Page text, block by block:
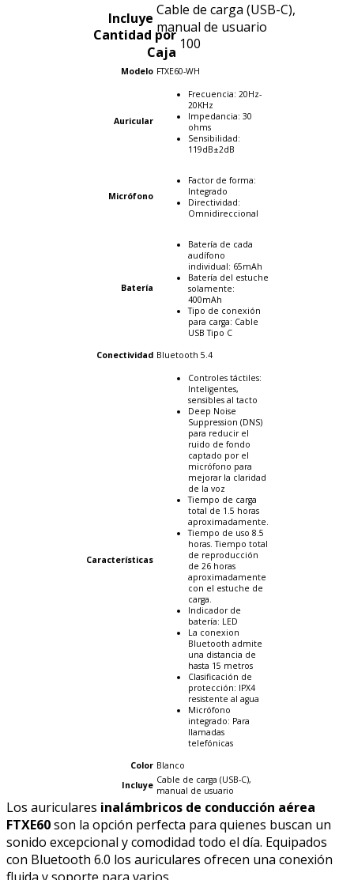
Incluye Cable de carga (USB-C),
manual de usuario
Cantidad por
Caja 100
Modelo FTXE60-WH
Auricular
Frecuencia: 20Hz-
20KHz
Impedancia: 30
ohms
Sensibilidad:
119dB±2dB
Micrófono
Factor de forma:
Integrado
Directividad:
Omnidireccional
Batería
Batería de cada
audífono
individual: 65mAh
Batería del estuche
solamente:
400mAh
Tipo de conexión
para carga: Cable
USB Tipo C
Conectividad Bluetooth 5.4
Características
Controles táctiles:
Inteligentes,
sensibles al tacto
Deep Noise
Suppression (DNS)
para reducir el
ruido de fondo
captado por el
micrófono para
mejorar la claridad
de la voz
Tiempo de carga
total de 1.5 horas
aproximadamente.
Tiempo de uso 8.5
horas. Tiempo total
de reproducción
de 26 horas
aproximadamente
con el estuche de
carga.
Indicador de
batería: LED
La conexion
Bluetooth admite
una distancia de
hasta 15 metros
Clasificación de
protección: IPX4
resistente al agua
Micrófono
integrado: Para
llamadas
telefónicas
Color Blanco
Incluye Cable de carga (USB-C),
manual de usuario
Los auriculares inalámbricos de conducción aérea
FTXE60son la opción perfecta para quienes buscan un
sonido excepcional y comodidad todo el día. Equipados
con Bluetooth 6.0 los auriculares ofrecen una conexión